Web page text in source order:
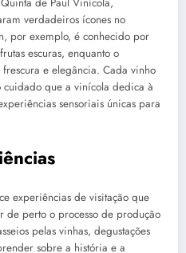
de Paul Vinícola,
verdadeiros ícones no
por exemplo, é conhecido por
escuras, enquanto o
e elegância. Cada vinho
que a vinícola dedica à
sensoriais únicas para
experiências de visitação que
de perto o processo de produção
pelas vinhas, degustações
sobre a história e a